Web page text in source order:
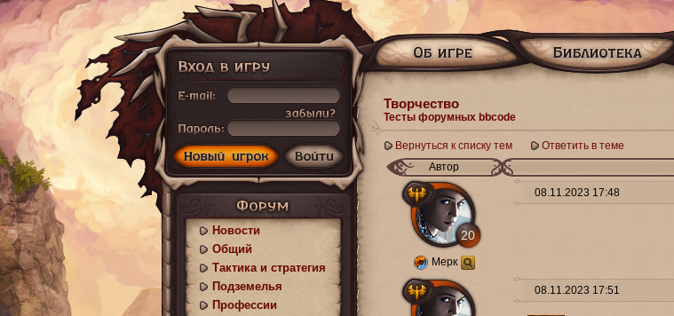
Творчество
Тесты форумных bbcode
Вернуться к списку тем Ответить в теме
Автор
20
Мерк
08.11.2023 17:48
08.11.2023 17:51
Новости
Общий
Тактика и стратегия
Подземелья
Профессии